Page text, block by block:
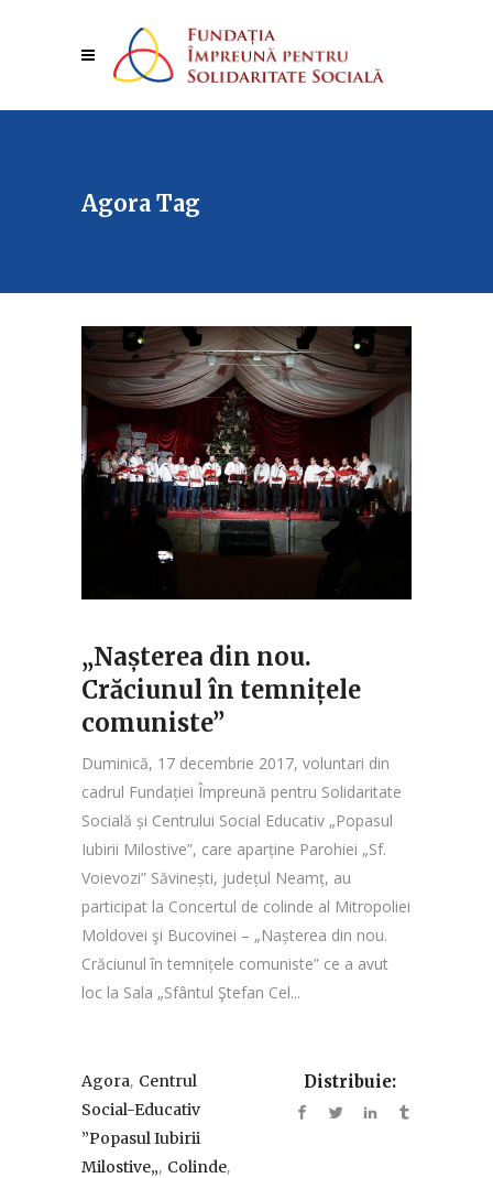
Agora Tag
„Nașterea din nou.
Crăciunul în temnițele
comuniste”
Duminică, 17 decembrie 2017, voluntari din
cadrul Fundației Împreună pentru Solidaritate
Socială și Centrului Social Educativ „Popasul
Iubirii Milostive”, care aparține Parohiei „Sf.
Voievozi” Săvinești, județul Neamț, au
participat la Concertul de colinde al Mitropoliei
Moldovei şi Bucovinei – „Nașterea din nou.
Crăciunul în temnițele comuniste” ce a avut
loc la Sala „Sfântul Ştefan Cel...
Agora, Centrul
Social-Educativ
”Popasul Iubirii
Milostive„, Colinde,
Distribuie: